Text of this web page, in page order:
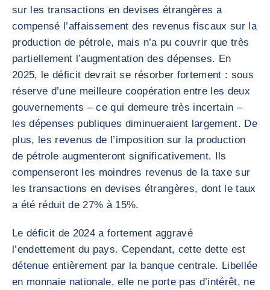
sur les transactions en devises étrangères a
compensé l’affaissement des revenus fiscaux sur la
production de pétrole, mais n’a pu couvrir que très
partiellement l’augmentation des dépenses. En
2025, le déficit devrait se résorber fortement : sous
réserve d’une meilleure coopération entre les deux
gouvernements – ce qui demeure très incertain –
les dépenses publiques diminueraient largement. De
plus, les revenus de l’imposition sur la production
de pétrole augmenteront significativement. Ils
compenseront les moindres revenus de la taxe sur
les transactions en devises étrangères, dont le taux
a été réduit de 27% à 15%.
Le déficit de 2024 a fortement aggravé
l’endettement du pays. Cependant, cette dette est
détenue entièrement par la banque centrale. Libellée
en monnaie nationale, elle ne porte pas d’intérêt, ne